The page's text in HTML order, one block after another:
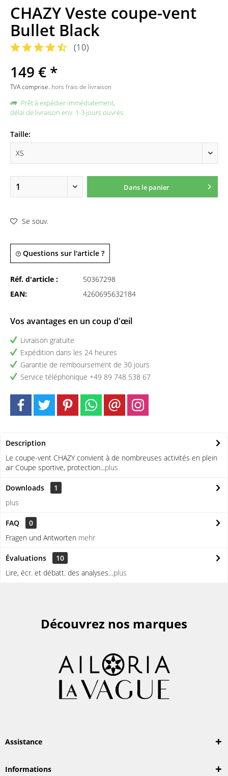
CHAZY Veste coupe-vent
Bullet Black
(10)
149 € *
TVA comprise. hors frais de livraison
Prêt à expédier immédiatement,
délai de livraison env. 1-3 jours ouvrés
Taille:
Dans le panier
Se souv.
Questions sur l'article ?
Réf. d'article :
50367298
EAN:
4260695632184
Vos avantages en un coup d'œil
Livraison gratuite
Expédition dans les 24 heures
Garantie de remboursement de 30 jours
Service téléphonique +49 89 748 538 67
Description
Le coupe-vent CHAZY convient à de nombreuses activités en plein
air Coupe sportive, protection...plus
Downloads
1
plus
FAQ
0
Fragen und Antworten mehr
Évaluations
10
Lire, écr. et débatt. des analyses…plus
Découvrez nos marques
Assistance
Informations